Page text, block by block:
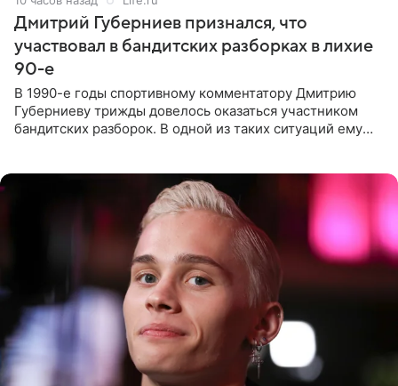
Дмитрий Губерниев признался, что
участвовал в бандитских разборках в лихие
90-е
В 1990-е годы спортивному комментатору Дмитрию
Губерниеву трижды довелось оказаться участником
бандитских разборок. В одной из таких ситуаций ему